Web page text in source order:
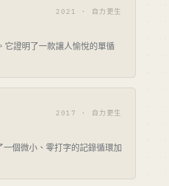
2021 · 自力更生
證明了一款讓人愉悅的單循
2017 · 自力更生
個微小、零打字的記錄循環加